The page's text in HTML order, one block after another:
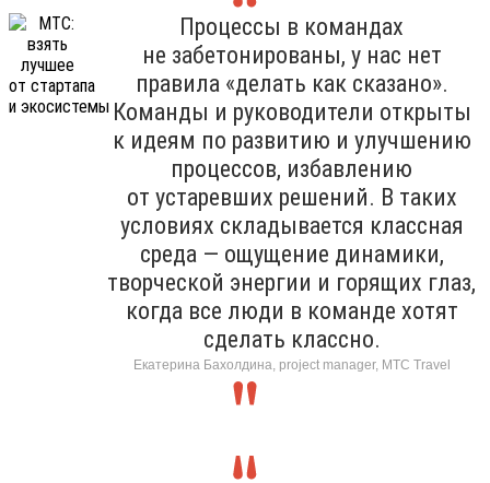
Процессы в командах
не забетонированы, у нас нет
правила «делать как сказано».
Команды и руководители открыты
к идеям по развитию и улучшению
процессов, избавлению
от устаревших решений. В таких
условиях складывается классная
среда — ощущение динамики,
творческой энергии и горящих глаз,
когда все люди в команде хотят
сделать классно.
Екатерина Бахолдина, project manager, МТС Travel